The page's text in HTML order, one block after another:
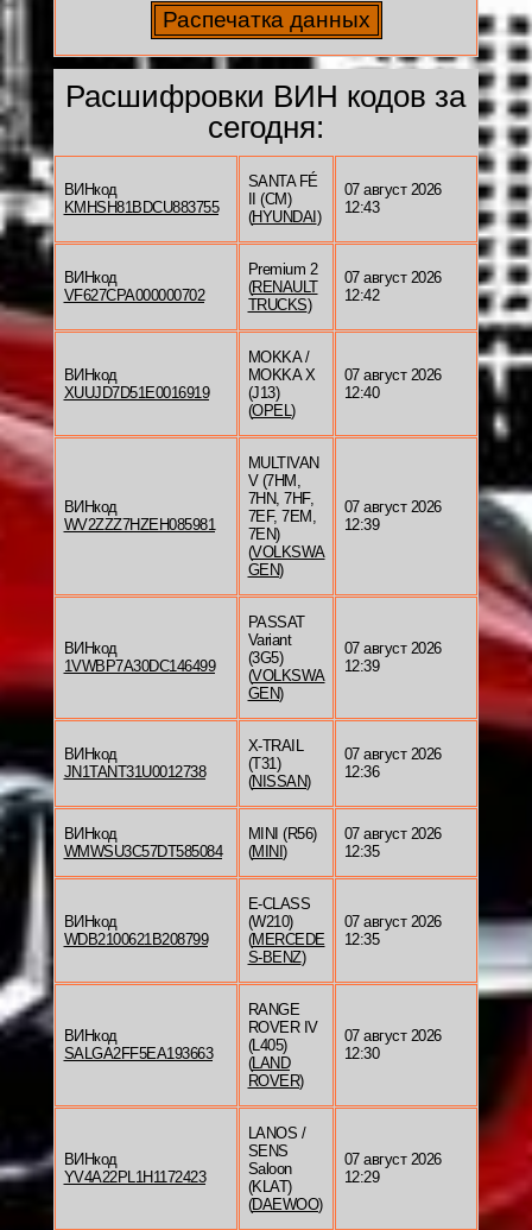
Расшифровки ВИН кодов за
сегодня:
ВИНкод
KMHSH81BDCU883755
SANTA FÉ
II (CM)
(HYUNDAI )
07 август 2026
12:43
ВИНкод
VF627CPA000000702
Premium 2
(RENAULT
TRUCKS)
07 август 2026
12:42
ВИНкод
XUUJD7D51E0016919
MOKKA /
MOKKA X
(J13)
(OPEL)
07 август 2026
12:40
ВИНкод
WV2ZZZ7HZEH085981
MULTIVAN
V (7HM,
7HN, 7HF,
7EF, 7EM,
7EN)
(VOLKSWA
GEN)
07 август 2026
12:39
ВИНкод
1VWBP7A30DC146499
PASSAT
Variant
(3G5)
(VOLKSWA
GEN)
07 август 2026
12:39
ВИНкод
JN1TANT31U0012738
X-TRAIL
(T31)
(NISSAN)
07 август 2026
12:36
ВИНкод
WMWSU3C57DT585084
MINI (R56)
(MINI )
07 август 2026
12:35
ВИНкод
WDB2100621B208799
E-CLASS
(W210)
(MERCEDE
S-BENZ)
07 август 2026
12:35
ВИНкод
SALGA2FF5EA193663
RANGE
ROVER IV
(L405)
(LAND
ROVER)
07 август 2026
12:30
ВИНкод
YV4A22PL1H1172423
LANOS /
SENS
Saloon
(KLAT)
(DAEWOO)
07 август 2026
12:29